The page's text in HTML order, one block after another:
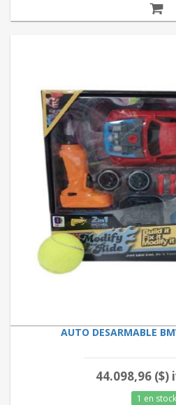
AUTO DESARMABLE
44.098,96 ($)
1 en stock